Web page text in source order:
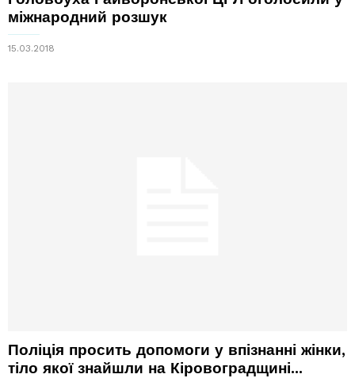
міжнародний розшук
15.03.2018
Поліція просить допомоги у впізнанні жінки,
тіло якої знайшли на Кіровоградщині...